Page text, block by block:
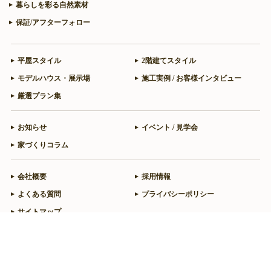
暮らしを彩る自然素材
保証/アフターフォロー
平屋スタイル 2階建てスタイル
モデルハウス・展示場 施工実例 / お客様インタビュー
厳選プラン集
お知らせ イベント / 見学会
家づくりコラム
会社概要 採用情報
よくある質問 プライバシーポリシー
サイトマップ